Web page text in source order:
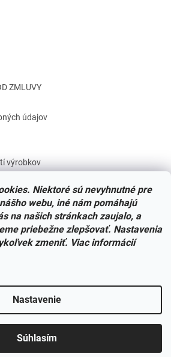
Niektoré sú nevyhnutné pre
webu, iné nám pomáhajú
na našich stránkach zaujalo, a
priebežne zlepšovať. Nastavenia
zmeniť. Viac informácií
Nastavenie
Súhlasím
s
ZMLUVY
údajov
výrobkov
Vytvoril Shoptet
. Všetky práva vyhradené.